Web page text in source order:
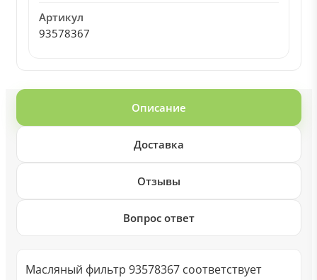
Артикул
93578367
Описание
Доставка
Отзывы
Вопрос ответ
Масляный фильтр 93578367 соответствует